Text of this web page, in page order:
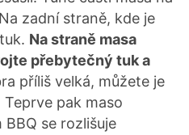
zadní straně, kde je
Na straně masa
přebytečný tuk a
příliš velká, můžete je
pak maso
se rozlišuje